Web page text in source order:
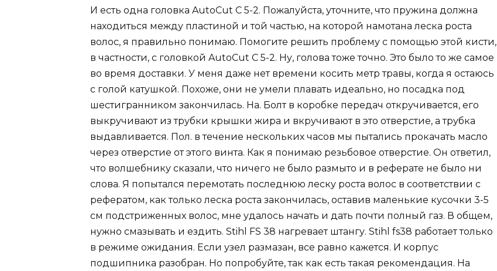
И есть одна головка AutoCut C 5-2. Пожалуйста, уточните, что пружина должна
находиться между пластиной и той частью, на которой намотана леска роста
волос, я правильно понимаю. Помогите решить проблему с помощью этой кисти,
в частности, с головкой AutoCut C 5-2. Ну, голова тоже точно. Это было то же самое
во время доставки. У меня даже нет времени косить метр травы, когда я остаюсь
с голой катушкой. Похоже, они не умели плавать идеально, но посадка под
шестигранником закончилась. На. Болт в коробке передач откручивается, его
выкручивают из трубки крышки жира и вкручивают в это отверстие, а трубка
выдавливается. Пол. в течение нескольких часов мы пытались прокачать масло
через отверстие от этого винта. Как я понимаю резьбовое отверстие. Он ответил,
что волшебнику сказали, что ничего не было размыто и в реферате не было ни
слова. Я попытался перемотать последнюю леску роста волос в соответствии с
рефератом, как только леска роста закончилась, оставив маленькие кусочки 3-5
см подстриженных волос, мне удалось начать и дать почти полный газ. В общем,
нужно смазывать и ездить. Stihl FS 38 нагревает штангу. Stihl fs38 работает только
в режиме ожидания. Если узел размазан, все равно кажется. И корпус
подшипника разобран. Но попробуйте, так как есть такая рекомендация. На